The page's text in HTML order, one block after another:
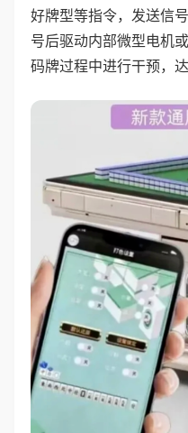
好牌型等指令，发送信
号后驱动内部微型电机
码牌过程中进行干预，达